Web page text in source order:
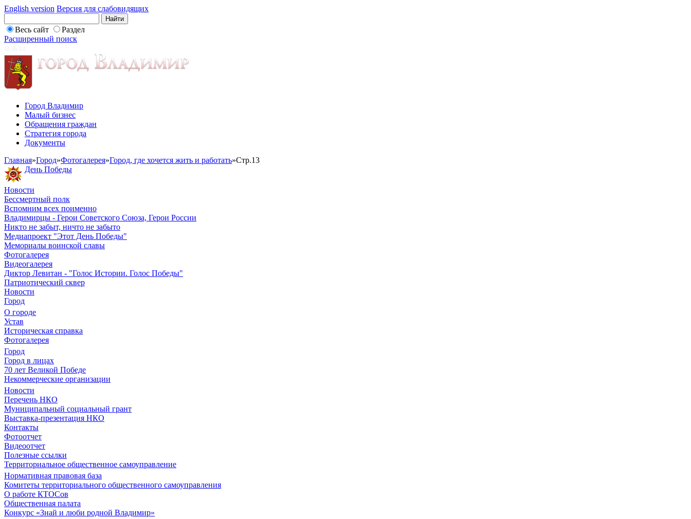
English version Версия для слабовидящих
Весь сайт
Раздел
Расширенный поиск
Город Владимир
Малый бизнес
Обращения граждан
Стратегия города
Документы
Главная»Город»Фотогалерея»Город, где хочется жить и работать»Стр.13
День Победы
Новости
Бессмертный полк
Вспомним всех поименно
Владимирцы - Герои Советского Союза, Герои России
Никто не забыт, ничто не забыто
Медиапроект "Этот День Победы"
Мемориалы воинской славы
Фотогалерея
Видеогалерея
Диктор Левитан - "Голос Истории. Голос Победы"
Патриотический сквер
Новости
Город
О городе
Устав
Историческая справка
Фотогалерея
Город
Город в лицах
70 лет Великой Победе
Некоммерческие организации
Новости
Перечень НКО
Муниципальный социальный грант
Выставка-презентация НКО
Контакты
Фотоотчет
Видеоотчет
Полезные ссылки
Территориальное общественное самоуправление
Нормативная правовая база
Комитеты территориального общественного самоуправления
О работе КТОСов
Общественная палата
Конкурс «Знай и люби родной Владимир»